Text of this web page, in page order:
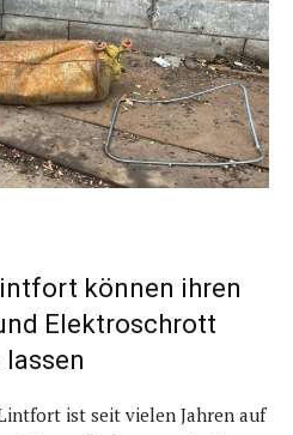
können ihren
Elektroschrott
ist seit vielen Jahren auf